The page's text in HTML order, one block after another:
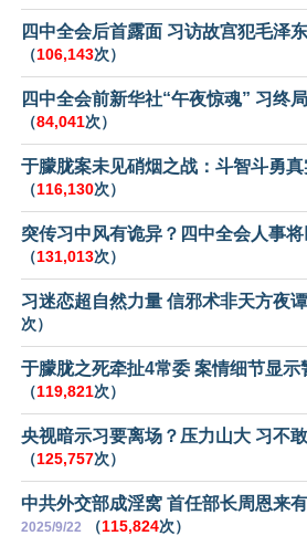
四中全会后首露面 习访故宫犯毛泽
（106,143次）
四中全会前新华社“午夜惊魂” 习终
（84,041次）
于朦胧案未见硝烟之战：斗智斗勇真
（116,130次）
突传习中风有诡异？四中全会人事
（131,013次）
习迷恋超自然力量 信邪术非天方夜谭
次）
于朦胧之死牵扯4常委 案情细节显示
（119,821次）
央视暗示习要离场？压力山大 习不
（125,757次）
中共外交部成淫窝 首任部长周恩来
2025/9/22 （115,824次）